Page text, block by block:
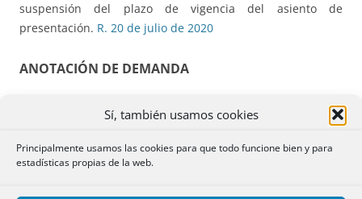
Sí, también usamos cookies
Principalmente usamos las cookies para que todo funcione bien y para
estadísticas propias de la web.
suspensión del plazo de vigencia del asiento de
presentación. R. 20 de julio de 2020
ANOTACIÓN DE DEMANDA
Anotación preventiva de demanda. Tracto sucesivo.
Para
anotar la demanda sobre un bien ganancial ha de ser
demandado también el cónyuge. Si se demanda a los
herederos, ha de acreditarse que son todos.